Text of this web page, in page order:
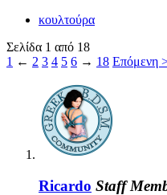
κουλτούρα
Σελίδα 1 από 18
1 ← 2 3 4 5 6 → 18 Επόμενη
Ricardo Staff